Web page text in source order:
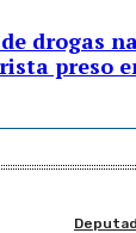
drogas
preso